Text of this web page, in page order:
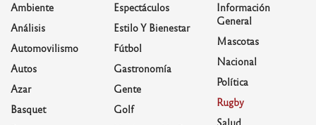
Ambiente
Análisis
Automovilismo
Autos
Azar
Basquet
Espectáculos
Estilo Y Bienestar
Fútbol
Gastronomía
Gente
Golf
Información
General
Mascotas
Nacional
Política
Rugby
Salud